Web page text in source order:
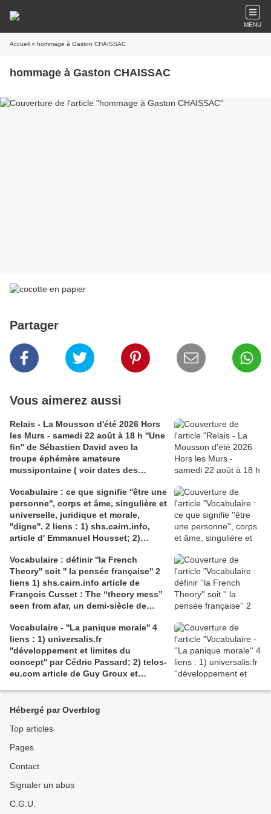
MENU
Accueil » hommage à Gaston CHAISSAC
hommage à Gaston CHAISSAC
Partager
Vous aimerez aussi
Relais - La Mousson d'été 2026 Hors
les Murs - samedi 22 août à 18 h ''Une
fin'' de Sébastien David avec la
troupe éphémère amateure
mussipontaine ( voir dates des
dramaturgie Lola Molina à l’Espace
Saint-Laurent, Pont-à-Mousson 2
liens : 1) lien meec.org; 2)
lemeac.com
Vocabulaire : ce que signifie ''être une
personne'', corps et âme, singulière et
universelle, juridique et morale,
''digne''. 2 liens : 1) shs.cairn.info,
article d' Emmanuel Housset; 2)
Julian Roche
Vocabulaire : définir ''la French
Theory'' soit '' la pensée française'' 2
liens 1) shs.cairn.info article de
François Cusset : The “theory mess”
seen from afar, un demi-siècle de
tracts.gallimard.fr ''La haine de
l'émancipation...'', François Cusset
Vocabulaire - ''La panique morale'' 4
liens : 1) universalis.fr
''développement et limites du
concept'' par Cédric Passard; 2) telos-
eu.com article de Guy Groux et
pour le compte rendu d'Arnaud
''la panique morale'';4) shs.cairn.info,
Pierre De Visscher : ''Craintes, peurs,
insécurités''
Hébergé par Overblog
Top articles
Pages
Contact
Signaler un abus
C.G.U.